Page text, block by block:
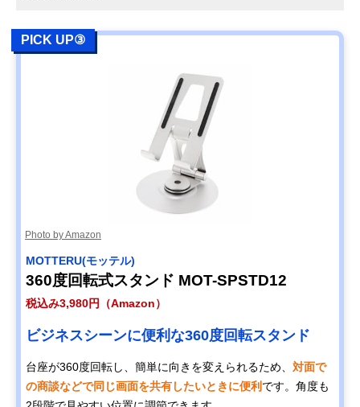
PICK UP③
Photo by Amazon
MOTTERU(モッテル)
360度回転式スタンド MOT-SPSTD12
税込み3,980円（Amazon）
ビジネスシーンに便利な360度回転スタンド
台座が360度回転し、簡単に向きを変えられるため、 対面で
の商談などで同じ画面を共有したいときに便利 です。角度も